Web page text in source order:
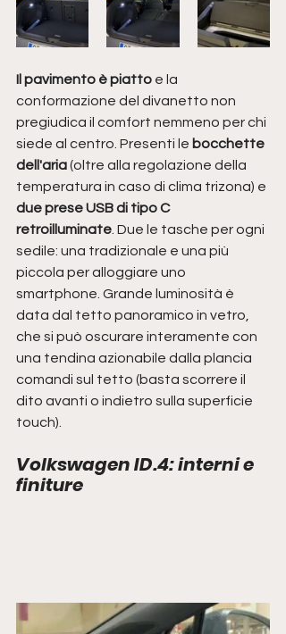
Il pavimento è piatto e la
conformazione del divanetto non
pregiudica il comfort nemmeno per chi
siede al centro. Presenti le bocchette
dell'aria (oltre alla regolazione della
temperatura in caso di clima trizona) e
due prese USB di tipo C
retroilluminate . Due le tasche per ogni
sedile: una tradizionale e una più
piccola per alloggiare uno
smartphone. Grande luminosità è
data dal tetto panoramico in vetro,
che si può oscurare interamente con
una tendina azionabile dalla plancia
comandi sul tetto (basta scorrere il
dito avanti o indietro sulla superficie
touch).
Volkswagen ID.4: interni e
finiture